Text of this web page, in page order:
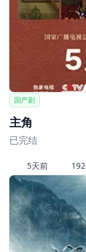
国产剧
主角
已完结
5天前 192